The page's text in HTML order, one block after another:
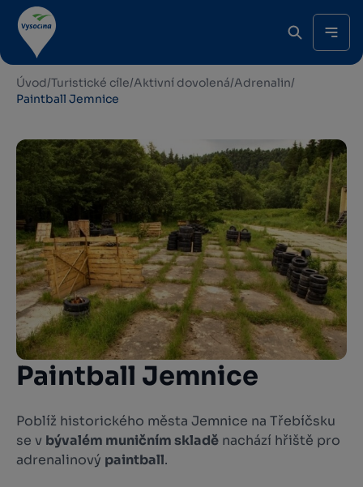
Úvod/Turistické cíle/Aktivní dovolená/Adrenalin/
Paintball Jemnice
Paintball Jemnice
Poblíž historického města Jemnice na Třebíčsku
se v bývalém muničním skladě nachází hřiště pro
adrenalinový paintball.